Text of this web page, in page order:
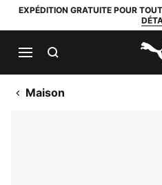
EXPÉDITION GRATUITE POUR
Maison